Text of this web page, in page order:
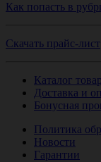
Как попасть в
Скачать прайс-лист
Каталог
Доставка и
Бонусная
Политика
Новости
Гарантии